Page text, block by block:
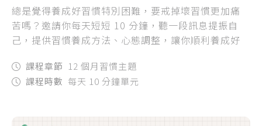
總是覺得養成好習慣特別困難，要戒掉壞習慣更加痛
苦嗎？邀請你每天短短 10 分鐘，聽一段訊息提振自
己，提供習慣養成方法、心態調整，讓你順利養成好
課程章節 12 個月習慣主題
課程時數 每天 10 分鐘單元